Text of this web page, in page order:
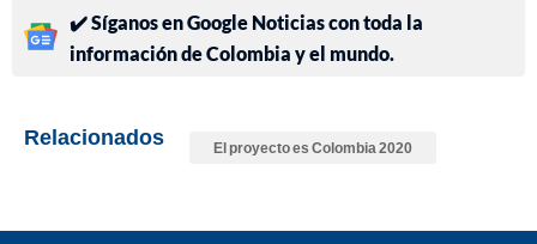
✔️ Síganos en Google Noticias con toda la
información de Colombia y el mundo.
Relacionados El proyecto es Colombia 2020